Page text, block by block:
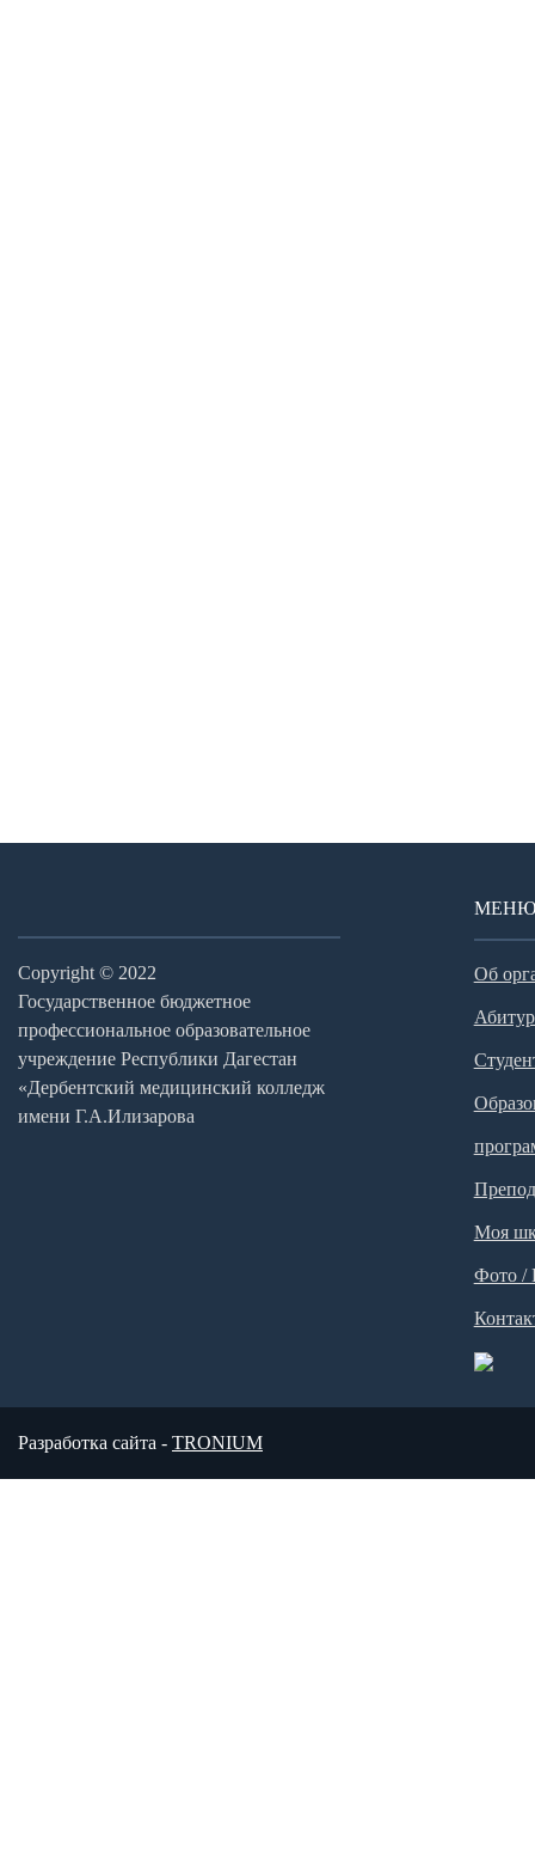
Copyright © 2022
Государственное бюджетное
профессиональное образовательное
учреждение Республики Дагестан
«Дербентский медицинский колледж
имени Г.А.Илизарова
МЕНЮ
Об
Моя
Фото /
Разработка сайта - TRONIUM